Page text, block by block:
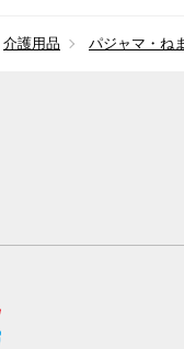
介護用品 パジャマ・ね